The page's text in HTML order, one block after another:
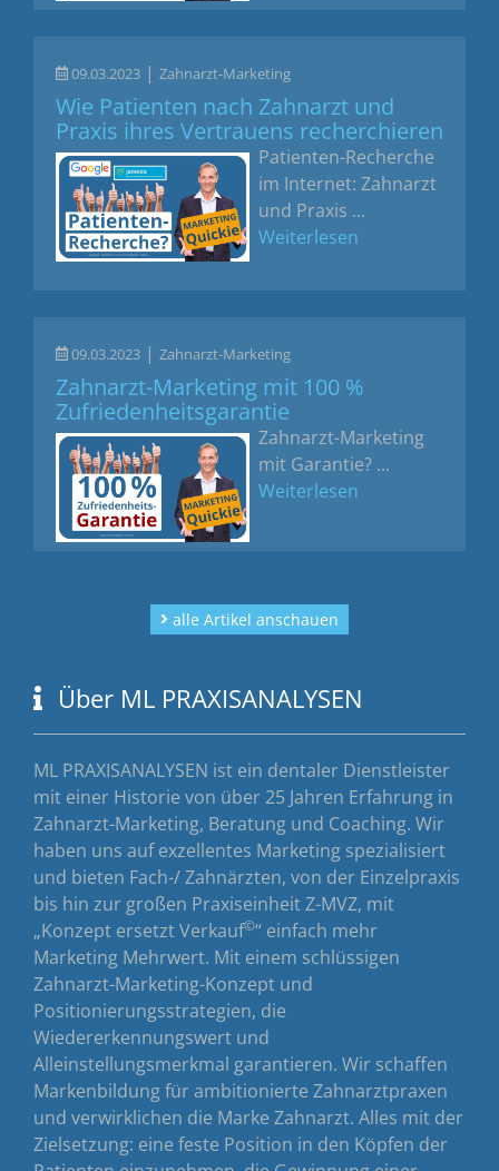
09.03.2023 |Zahnarzt-Marketing
Wie Patienten nach Zahnarzt und
Praxis ihres Vertrauens recherchieren
Patienten-Recherche
im Internet: Zahnarzt
und Praxis ...
Weiterlesen
09.03.2023 |Zahnarzt-Marketing
Zahnarzt-Marketing mit 100 %
Zufriedenheitsgarantie
Zahnarzt-Marketing
mit Garantie? ...
Weiterlesen
alle Artikel anschauen
Über ML PRAXISANALYSEN
ML PRAXISANALYSEN ist ein dentaler Dienstleister
mit einer Historie von über 25 Jahren Erfahrung in
Zahnarzt-Marketing, Beratung und Coaching. Wir
haben uns auf exzellentes Marketing spezialisiert
und bieten Fach-/ Zahnärzten, von der Einzelpraxis
bis hin zur großen Praxiseinheit Z-MVZ, mit
„Konzept ersetzt Verkauf©“ einfach mehr
Marketing Mehrwert. Mit einem schlüssigen
Zahnarzt-Marketing-Konzept und
Positionierungsstrategien, die
Wiedererkennungswert und
Alleinstellungsmerkmal garantieren. Wir schaffen
Markenbildung für ambitionierte Zahnarztpraxen
und verwirklichen die Marke Zahnarzt. Alles mit der
Zielsetzung: eine feste Position in den Köpfen der